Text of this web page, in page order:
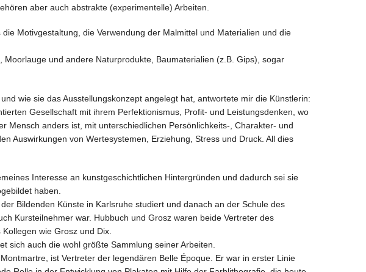
aber auch abstrakte (experimentelle) Arbeiten.
Motivgestaltung, die Verwendung der Malmittel und Materialien und die
und andere Naturprodukte, Baumaterialien (z.B. Gips), sogar
wie sie das Ausstellungskonzept angelegt hat, antwortete mir die Künstlerin:
Gesellschaft mit ihrem Perfektionismus, Profit- und Leistungsdenken, wo
Mensch anders ist, mit unterschiedlichen Persönlichkeits-, Charakter- und
Auswirkungen von Wertesystemen, Erziehung, Stress und Druck. All dies
Interesse an kunstgeschichtlichen Hintergründen und dadurch sei sie
haben.
Bildenden Künste in Karlsruhe studiert und danach an der Schule des
Kursteilnehmer war. Hubbuch und Grosz waren beide Vertreter des
wie Grosz und Dix.
sich auch die wohl größte Sammlung seiner Arbeiten.
ist Vertreter der legendären Belle Époque. Er war in erster Linie